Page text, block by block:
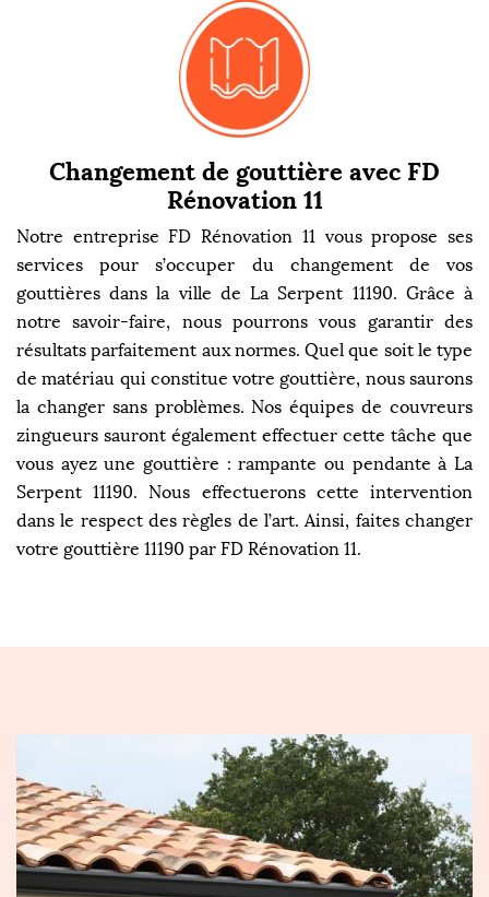
Changement de gouttière avec FD
Rénovation 11
Notre entreprise FD Rénovation 11 vous propose ses
services pour s’occuper du changement de vos
gouttières dans la ville de La Serpent 11190. Grâce à
notre savoir-faire, nous pourrons vous garantir des
résultats parfaitement aux normes. Quel que soit le type
de matériau qui constitue votre gouttière, nous saurons
la changer sans problèmes. Nos équipes de couvreurs
zingueurs sauront également effectuer cette tâche que
vous ayez une gouttière : rampante ou pendante à La
Serpent 11190. Nous effectuerons cette intervention
dans le respect des règles de l’art. Ainsi, faites changer
votre gouttière 11190 par FD Rénovation 11.